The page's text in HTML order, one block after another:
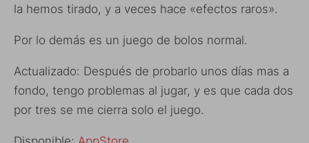
la hemos tirado, y a veces hace «efectos raros».
Por lo demás es un juego de bolos normal.
Actualizado: Después de probarlo unos días mas a
fondo, tengo problemas al jugar, y es que cada dos
por tres se me cierra solo el juego.